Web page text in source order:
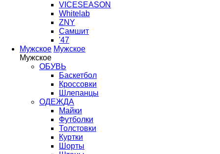
VICESEASON
Whitelab
ZNY
Самшит
'47
Мужское Мужское
Мужское
ОБУВЬ
Баскетбол
Кроссовки
Шлепанцы
ОДЕЖДА
Майки
Футболки
Толстовки
Куртки
Шорты